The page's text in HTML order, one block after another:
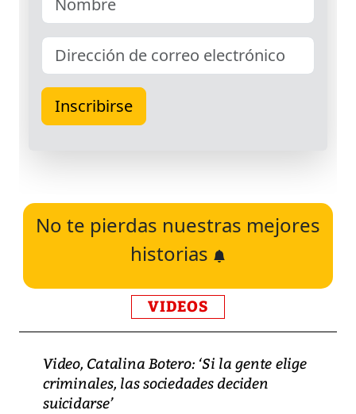
No te pierdas nuestras mejores
historias
VIDEOS
Video, Catalina Botero: ‘Si la gente elige
criminales, las sociedades deciden
suicidarse’